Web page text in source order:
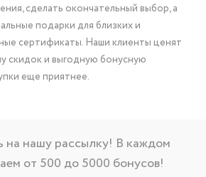
сделать окончательный выбор, а
подарки для близких и
сертификаты. Наши клиенты ценят
скидок и выгодную бонусную
еще приятнее.
на нашу рассылку! В каждом
от 500 до 5000 бонусов!